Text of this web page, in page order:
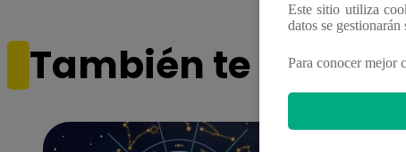
También te puede
Este sitio utiliza
datos se gestionarán
Para conocer mejor